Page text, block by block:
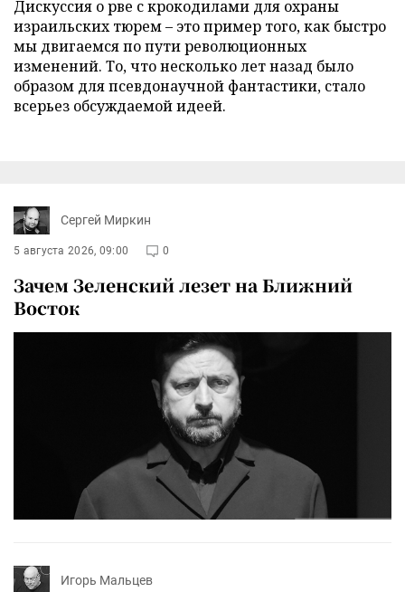
Дискуссия о рве с крокодилами для охраны
израильских тюрем – это пример того, как быстро
мы двигаемся по пути революционных
изменений. То, что несколько лет назад было
образом для псевдонаучной фантастики, стало
всерьез обсуждаемой идеей.
Сергей Миркин
5 августа 2026, 09:00 0
Зачем Зеленский лезет на Ближний
Восток
Игорь Мальцев